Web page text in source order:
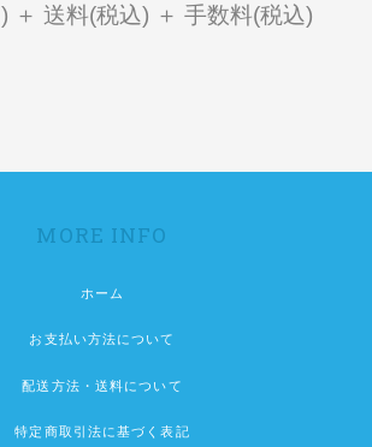
＋ 送料(税込) ＋ 手数料(税込)
MORE INFO
ホーム
お支払い方法について
配送方法・送料について
特定商取引法に基づく表記